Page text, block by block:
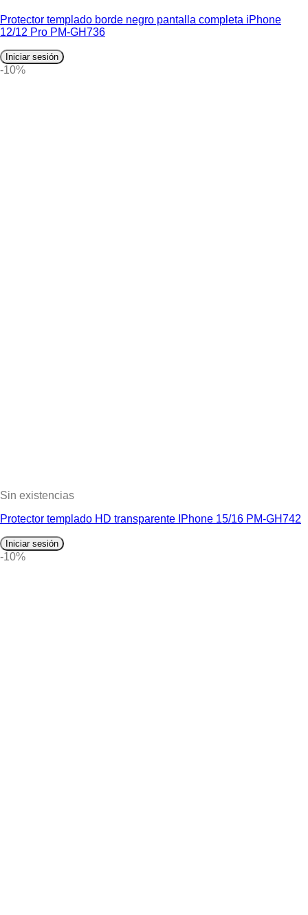
Protector templado borde negro pantalla completa iPhone
12/12 Pro PM-GH736
Iniciar sesión
-10%
Sin existencias
Protector templado HD transparente IPhone 15/16 PM-GH742
Iniciar sesión
-10%